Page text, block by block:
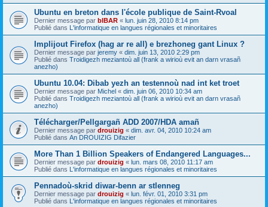
Ubuntu en breton dans l'école publique de Saint-Rvoal
Dernier message par bIBAR « lun. juin 28, 2010 8:14 pm
Publié dans L'informatique en langues régionales et minoritaires
Implijout Firefox (hag ar re all) e brezhoneg gant Linux ?
Dernier message par jeremy « dim. juin 13, 2010 2:29 pm
Publié dans Troidigezh meziantoù all (frank a wirioù evit an darn vrasañ
anezho)
Ubuntu 10.04: Dibab yezh an testennoù nad int ket troet
Dernier message par Michel « dim. juin 06, 2010 10:34 am
Publié dans Troidigezh meziantoù all (frank a wirioù evit an darn vrasañ
anezho)
Télécharger/Pellgargañ ADD 2007/HDA amañ
Dernier message par drouizig « dim. avr. 04, 2010 10:24 am
Publié dans An DROUIZIG Difazier
More Than 1 Billion Speakers of Endangered Languages...
Dernier message par drouizig « lun. mars 08, 2010 11:17 am
Publié dans L'informatique en langues régionales et minoritaires
Pennadoù-skrid diwar-benn ar stlenneg
Dernier message par drouizig « lun. févr. 01, 2010 3:31 pm
Publié dans L'informatique en langues régionales et minoritaires